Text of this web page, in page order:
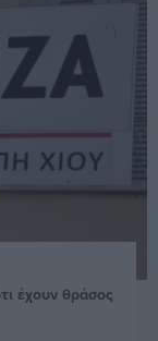
έχουν θράσος